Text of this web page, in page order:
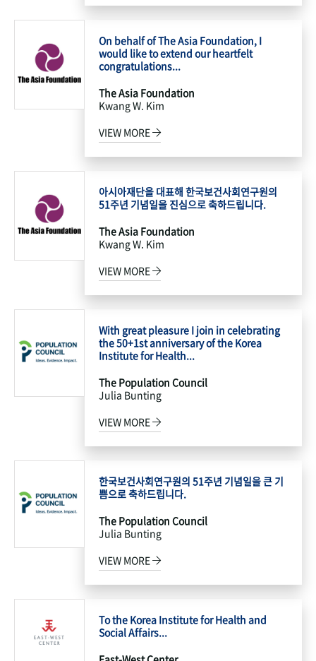
On behalf of The Asia Foundation, I
would like to extend our heartfelt
congratulations...
The Asia Foundation
Kwang W. Kim
VIEW MORE
아시아재단을 대표해 한국보건사회연구원의
51주년 기념일을 진심으로 축하드립니다.
The Asia Foundation
Kwang W. Kim
VIEW MORE
With great pleasure I join in celebrating
the 50+1st anniversary of the Korea
Institute for Health...
The Population Council
Julia Bunting
VIEW MORE
한국보건사회연구원의 51주년 기념일을 큰 기
쁨으로 축하드립니다.
The Population Council
Julia Bunting
VIEW MORE
To the Korea Institute for Health and
Social Affairs...